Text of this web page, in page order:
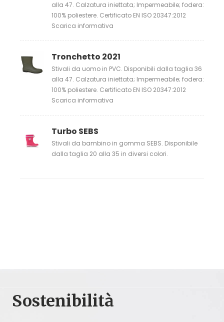
alla 47. Calzatura iniettata; Impermeabile; fodera:
100% poliestere. Certificato EN ISO 20347:2012
Scarica informativa
Tronchetto 2021
Stivali da uomo in PVC. Disponibili dalla taglia 36
alla 47. Calzatura iniettata; Impermeabile; fodera:
100% poliestere. Certificato EN ISO 20347:2012
Scarica informativa
Turbo SEBS
Stivali da bambino in gomma SEBS. Disponibile
dalla taglia 20 alla 35 in diversi colori.
Sostenibilità